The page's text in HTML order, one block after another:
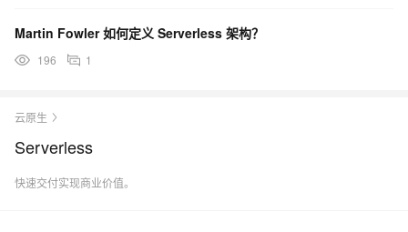
Martin Fowler 如何定义 Serverless 架构？
196 1
云原生
Serverless
快速交付实现商业价值。